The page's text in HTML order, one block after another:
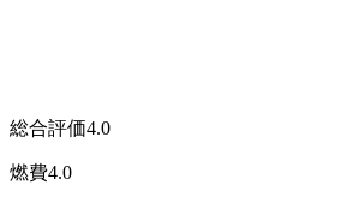
総合評価4.0
燃費4.0